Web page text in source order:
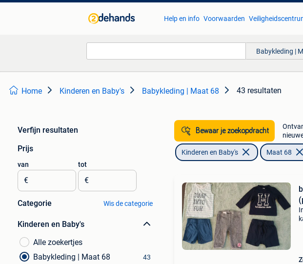
Help en info Voorwaarden
Babykleding |
Home Kinderen en Baby's Babykleding | Maat 68 43 resultaten
Verfijn resultaten
Prijs
van
€
tot
€
Categorie Wis de categorie
Kinderen en Baby's
Alle zoekertjes
Babykleding | Maat 68
43
Bewaar je zoekopdracht
Kinderen en Baby's Maat 68